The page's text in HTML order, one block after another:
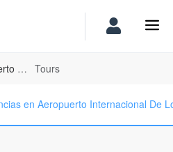
Aeropuerto Internacional De Lombok Tours
en Aeropuerto Internacional De